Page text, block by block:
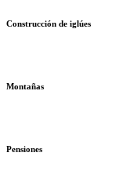
Construcción de iglúes
Montañas
Pensiones